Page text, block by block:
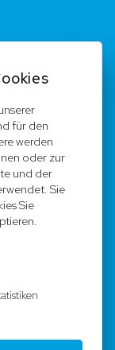
für den
werden
oder zur
und der
Sie
Sie